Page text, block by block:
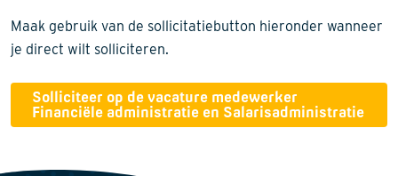
Maak gebruik van de sollicitatiebutton hieronder wanneer
je direct wilt solliciteren.
Solliciteer op de vacature medewerker
Financiële administratie en Salarisadministratie